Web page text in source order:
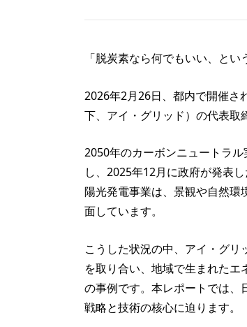
「脱炭素なら何でもいい、とい
2026年2月26日、都内で開催さ
下、アイ・グリッド）の代表取
2050年のカーボンニュートラ
し、2025年12月に政府が発表
陽光発電事業は、景観や自然環
面しています。
こうした状況の中、アイ・グ
を取り合い、地域で生まれたエ
の事例です。本レポートでは、
戦略と技術の核心に迫ります。